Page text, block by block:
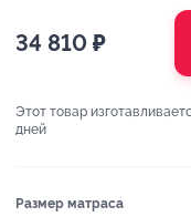
34 810 ₽
Этот товар
дней
Размер матраса